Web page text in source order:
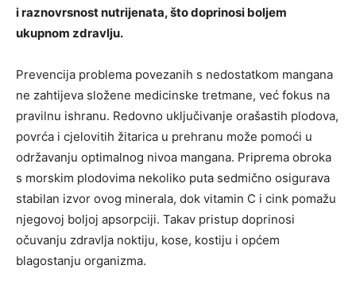
i raznovrsnost nutrijenata, što doprinosi boljem
ukupnom zdravlju.
Prevencija problema povezanih s nedostatkom mangana
ne zahtijeva složene medicinske tretmane, već fokus na
pravilnu ishranu. Redovno uključivanje orašastih plodova,
povrća i cjelovitih žitarica u prehranu može pomoći u
održavanju optimalnog nivoa mangana. Priprema obroka
s morskim plodovima nekoliko puta sedmično osigurava
stabilan izvor ovog minerala, dok vitamin C i cink pomažu
njegovoj boljoj apsorpciji. Takav pristup doprinosi
očuvanju zdravlja noktiju, kose, kostiju i općem
blagostanju organizma.